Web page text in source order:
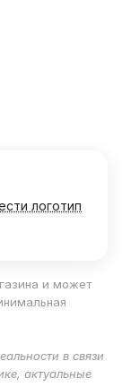
логотип
и может
в связи
актуальные